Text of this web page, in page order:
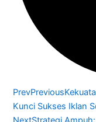
PrevPrevious
Kunci Sukses Iklan